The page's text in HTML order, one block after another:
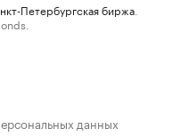
Петербургская биржа
данных